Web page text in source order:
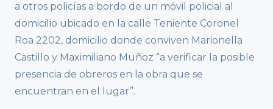
a otros policías a bordo de un móvil policial al
domicilio ubicado en la calle Teniente Coronel
Roa 2202, domicilio donde conviven Marionella
Castillo y Maximiliano Muñoz “a verificar la posible
presencia de obreros en la obra que se
encuentran en el lugar”.